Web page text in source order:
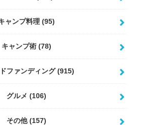
ャンプ料理 (95)
キャンプ術 (78)
ファンディング(915)
グルメ (106)
その他(157)